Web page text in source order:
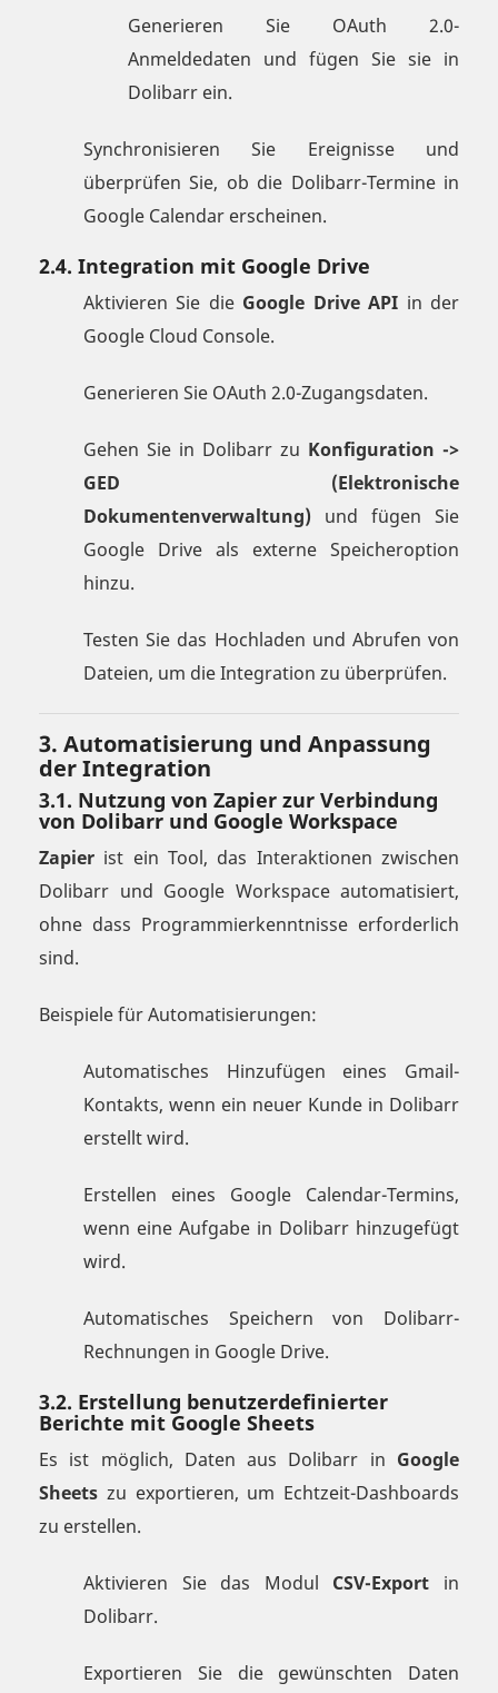
Generieren Sie OAuth 2.0-
Anmeldedaten und fügen Sie sie in
Dolibarr ein.
Synchronisieren Sie Ereignisse und
überprüfen Sie, ob die Dolibarr-Termine in
Google Calendar erscheinen.
2.4. Integration mit Google Drive
Aktivieren Sie die Google Drive API in der
Google Cloud Console.
Generieren Sie OAuth 2.0-Zugangsdaten.
Gehen Sie in Dolibarr zu Konfiguration ->
GED (Elektronische
Dokumentenverwaltung) und fügen Sie
Google Drive als externe Speicheroption
hinzu.
Testen Sie das Hochladen und Abrufen von
Dateien, um die Integration zu überprüfen.
3. Automatisierung und Anpassung
der Integration
3.1. Nutzung von Zapier zur Verbindung
von Dolibarr und Google Workspace
Zapier ist ein Tool, das Interaktionen zwischen
Dolibarr und Google Workspace automatisiert,
ohne dass Programmierkenntnisse erforderlich
sind.
Beispiele für Automatisierungen:
Automatisches Hinzufügen eines Gmail-
Kontakts, wenn ein neuer Kunde in Dolibarr
erstellt wird.
Erstellen eines Google Calendar-Termins,
wenn eine Aufgabe in Dolibarr hinzugefügt
wird.
Automatisches Speichern von Dolibarr-
Rechnungen in Google Drive.
3.2. Erstellung benutzerdefinierter
Berichte mit Google Sheets
Es ist möglich, Daten aus Dolibarr in Google
Sheets zu exportieren, um Echtzeit-Dashboards
zu erstellen.
Aktivieren Sie das Modul CSV-Export in
Dolibarr.
Exportieren Sie die gewünschten Daten